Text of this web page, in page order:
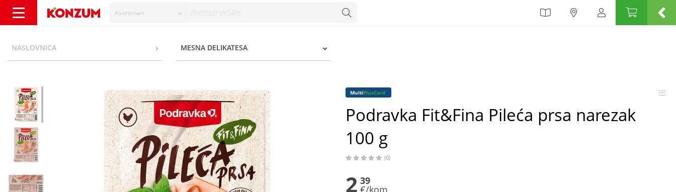
Asortiman
NASLOVNICA MESNA DELIKATESA
MultiPlusCard
Podravka Fit&Fina Pileća prsa narezak
100 g
(0)
2 39
€/kom